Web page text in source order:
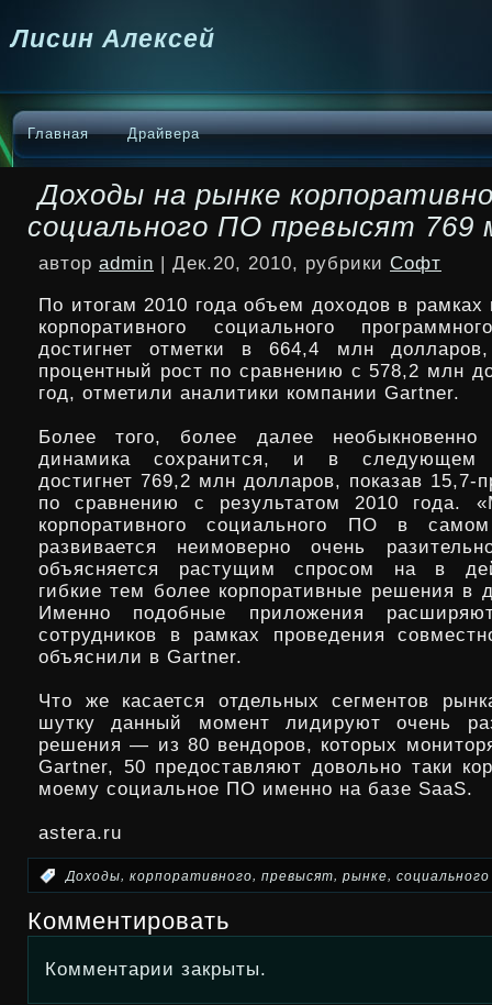
Лисин Алексей
Главная Драйвера
Доходы на рынке
социального ПО превысят 769
автор admin | Дек.20, 2010, рубрики Софт
По итогам 2010 года объем доходов в рамках
корпоративного социального
достигнет отметки в 664,4 млн
процентный рост по сравнению с 578,2 млн
год, отметили аналитики компании Gartner.
Более того, более далее необыкновенно
динамика сохранится, и в следующем
достигнет 769,2 млн долларов, показав 15,7-
по сравнению с результатом 2010 года.
корпоративного социального ПО в
развивается неимоверно очень
объясняется растущим спросом на в
гибкие тем более корпоративные решения в
Именно подобные приложения
сотрудников в рамках проведения
объяснили в Gartner.
Что же касается отдельных сегментов
шутку данный момент лидируют очень
решения — из 80 вендоров, которых
Gartner, 50 предоставляют довольно таки
моему социальное ПО именно на базе SaaS.
astera.ru
:Доходы, корпоративного, превысят, рынке, социального
Комментировать
Комментарии закрыты.